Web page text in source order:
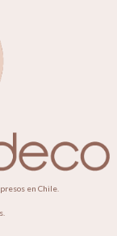
en Chile.